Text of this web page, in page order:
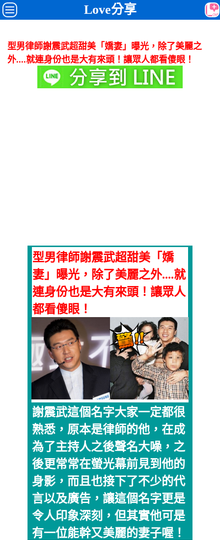
Love分享
型男律師謝震武超甜美「嬌妻」曝光，除了美麗之
外....就連身份也是大有來頭！讓眾人都看傻眼！
型男律師謝震武超甜美「嬌
妻」曝光，除了美麗之外....就
連身份也是大有來頭！讓眾人
都看傻眼！
謝震武這個名字大家一定都很
熟悉，原本是律師的他，在成
為了主持人之後聲名大噪，之
後更常常在螢光幕前見到他的
身影，而且也接下了不少的代
言以及廣告，讓這個名字更是
令人印象深刻，但其實他可是
有一位能幹又美麗的妻子喔！